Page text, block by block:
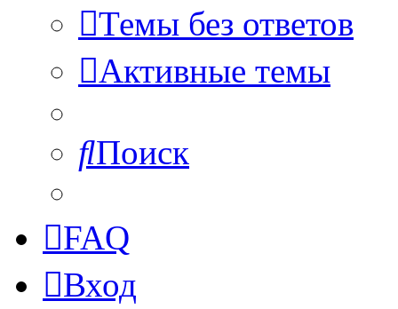
Темы без ответов
Активные темы
Поиск
FAQ
Вход